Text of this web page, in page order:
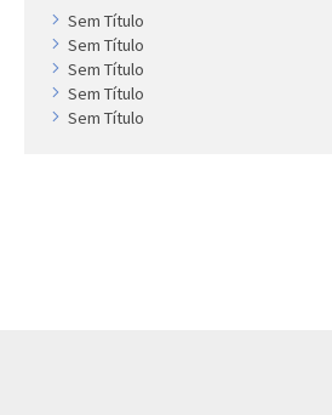
Sem Título
Sem Título
Sem Título
Sem Título
Sem Título